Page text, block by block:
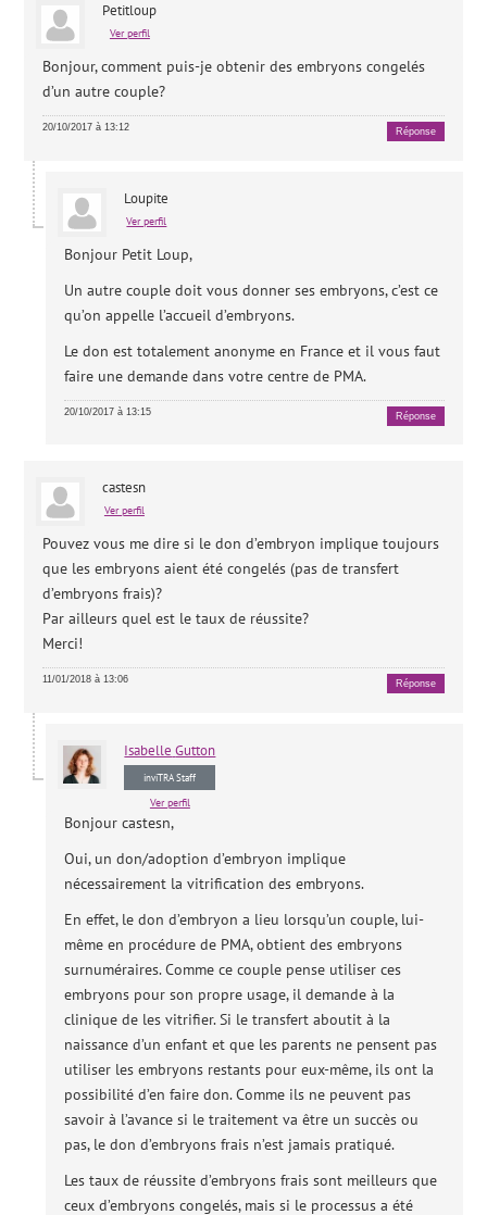
Petitloup
Ver perfil
Bonjour, comment puis-je obtenir des embryons congelés
d’un autre couple?
20/10/2017 à 13:12 Réponse
Loupite
Ver perfil
Bonjour Petit Loup,
Un autre couple doit vous donner ses embryons, c’est ce
qu’on appelle l’accueil d’embryons.
Le don est totalement anonyme en France et il vous faut
faire une demande dans votre centre de PMA.
20/10/2017 à 13:15 Réponse
castesn
Ver perfil
Pouvez vous me dire si le don d’embryon implique toujours
que les embryons aient été congelés (pas de transfert
d’embryons frais)?
Par ailleurs quel est le taux de réussite?
Merci!
11/01/2018 à 13:06 Réponse
Isabelle Gutton
inviTRA Staff
Ver perfil
Bonjour castesn,
Oui, un don/adoption d’embryon implique
nécessairement la vitrification des embryons.
En effet, le don d’embryon a lieu lorsqu’un couple, lui-
même en procédure de PMA, obtient des embryons
surnuméraires. Comme ce couple pense utiliser ces
embryons pour son propre usage, il demande à la
clinique de les vitrifier. Si le transfert aboutit à la
naissance d’un enfant et que les parents ne pensent pas
utiliser les embryons restants pour eux-même, ils ont la
possibilité d’en faire don. Comme ils ne peuvent pas
savoir à l’avance si le traitement va être un succès ou
pas, le don d’embryons frais n’est jamais pratiqué.
Les taux de réussite d’embryons frais sont meilleurs que
ceux d’embryons congelés, mais si le processus a été